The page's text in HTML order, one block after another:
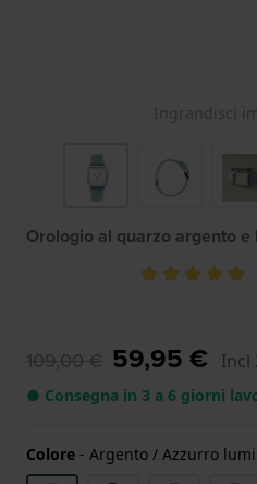
Ingrandisci
Orologio al quarzo argento e
109,00 € 59,95 € Incl
● Consegna in 3 a 6 giorni
Colore - Argento / Azzurro